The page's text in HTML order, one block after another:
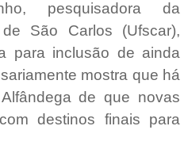
pesquisadora da
São Carlos (Ufscar),
para inclusão de ainda
mostra que há
de que novas
destinos finais para